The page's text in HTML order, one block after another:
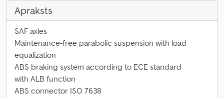
Apraksts
SAF axles
Maintenance-free parabolic suspension with load
equalization
ABS braking system according to ECE standard
with ALB function
ABS connector ISO 7638